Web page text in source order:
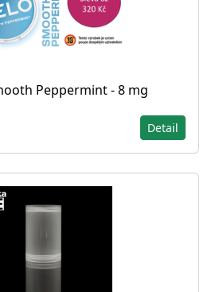
Peppermint - 8 mg
Detail